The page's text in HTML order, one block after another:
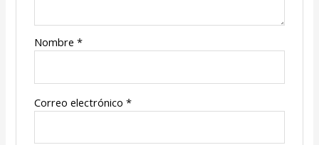
Nombre *
Correo electrónico *